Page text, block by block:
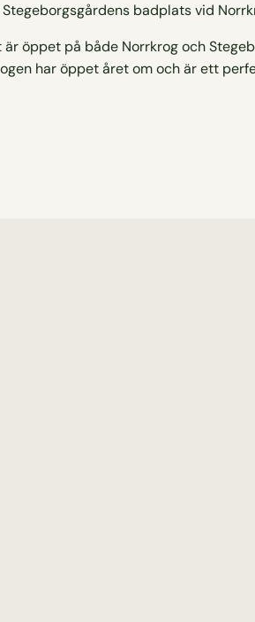
Stegeborgsgårdens badplats vid
öppet på både Norrkrog och
har öppet året om och är ett